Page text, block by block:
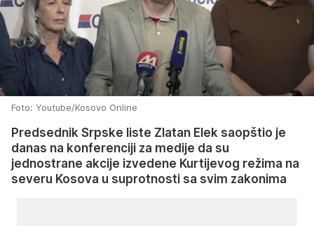
Foto: Youtube/Kosovo Online
Predsednik Srpske liste Zlatan Elek saopštio je
danas na konferenciji za medije da su
jednostrane akcije izvedene Kurtijevog režima na
severu Kosova u suprotnosti sa svim zakonima